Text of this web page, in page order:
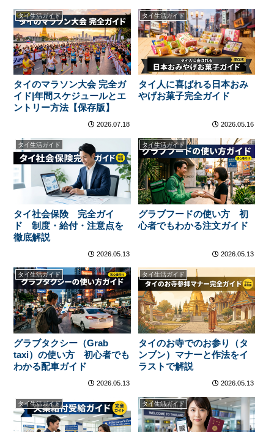
タイ生活ガイド
タイのマラソン大会 完全ガ
イド|年間スケジュールとエ
ントリー方法【保存版】
2026.07.18
タイ生活ガイド
タイ人に喜ばれる日本おみ
やげお菓子完全ガイド
2026.05.16
タイ生活ガイド
タイ社会保険 完全ガイ
ド 制度・給付・注意点を
徹底解説
2026.05.13
タイ生活ガイド
グラブフードの使い方 初
心者でもわかる注文ガイド
2026.05.13
タイ生活ガイド
グラブタクシー（Grab
taxi）の使い方 初心者でも
わかる配車ガイド
2026.05.13
タイ生活ガイド
タイのお寺でのお参り（タ
ンブン）マナーと作法をイ
ラストで解説
2026.05.13
タイ生活ガイド タイ生活ガイド